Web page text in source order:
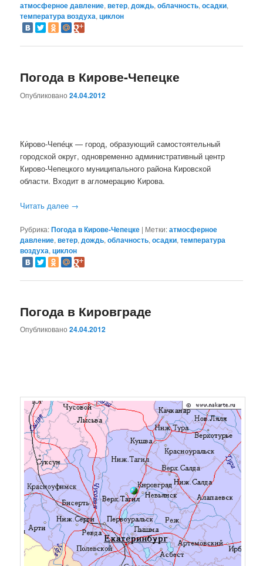
атмосферное давление,ветер,дождь,облачность,осадки,
температура воздуха,циклон
Погода в Кирове-Чепецке
Опубликовано24.04.2012
Ки́рово-Чепе́цк — город, образующий самостоятельный
городской округ, одновременно административный центр
Кирово-Чепецкого муниципального района Кировской
области. Входит в агломерацию Кирова.
Читать далее →
Рубрика:Погода в Кирове-Чепецке | Метки:атмосферное
давление,ветер,дождь,облачность,осадки,температура
воздуха,циклон
Погода в Кировграде
Опубликовано24.04.2012